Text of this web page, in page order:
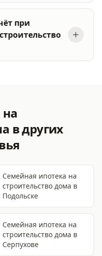
при
в других
Семейная ипотека на
строительство дома в
Подольске
Семейная ипотека на
строительство дома в
Серпухове